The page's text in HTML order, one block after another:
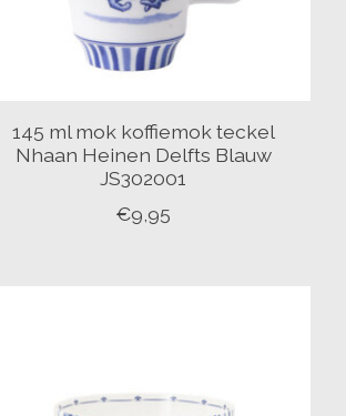
145 ml mok koffiemok teckel
Nhaan Heinen Delfts Blauw
JS302001
€9,95